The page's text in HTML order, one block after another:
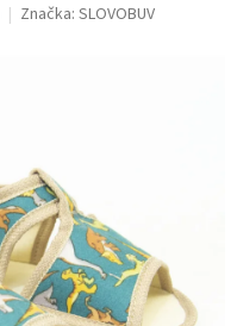
Značka: SLOVOBUV